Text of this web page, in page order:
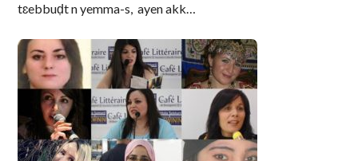
tɛebbuḍt n yemma-s, ayen akk…